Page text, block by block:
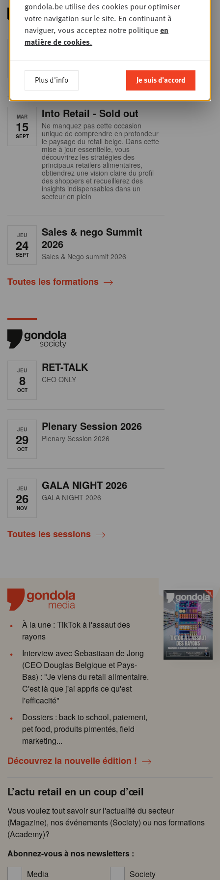
Foodservice - Joint
Intro to Negotiation: Succes aan de
onderhandelingstafel is geen toeval!
MAR
15
SEPT
Into Retail - Sold out
Ne manquez pas cette occasion
unique de comprendre en profondeur
le paysage du retail belge. Dans cette
mise à jour essentielle, vous
découvrirez les stratégies des
principaux retailers alimentaires,
obtiendrez une vision claire du profil
des shoppers et recueillerez des
insights indispensables dans un
secteur en plein
JEU
24
SEPT
Sales & nego Summit
2026
Sales & Nego summit 2026
Toutes les formations
JEU
8
OCT
RET-TALK
CEO ONLY
JEU
29
OCT
Plenary Session 2026
Plenary Session 2026
JEU
26
NOV
GALA NIGHT 2026
GALA NIGHT 2026
Toutes les sessions
À la une : TikTok à l'assaut des
rayons
Interview avec Sebastiaan de Jong
(CEO Douglas Belgique et Pays-
Bas) : "Je viens du retail alimentaire.
C'est là que j'ai appris ce qu'est
l'efficacité"
Dossiers : back to school, paiement,
pet food, produits pimentés, field
marketing...
Découvrez la nouvelle édition !
L’actu retail en un coup d’œil
Vous voulez tout savoir sur l'actualité du secteur
(Magazine), nos événements (Society) ou nos formations
(Academy)?
Abonnez-vous à nos newsletters :
Media
Society
gondola.be utilise des cookies pour optimiser
votre navigation sur le site. En continuant à
naviguer, vous acceptez notre politiqueen
matière de cookies.
Plus d'info Je suis d'accord